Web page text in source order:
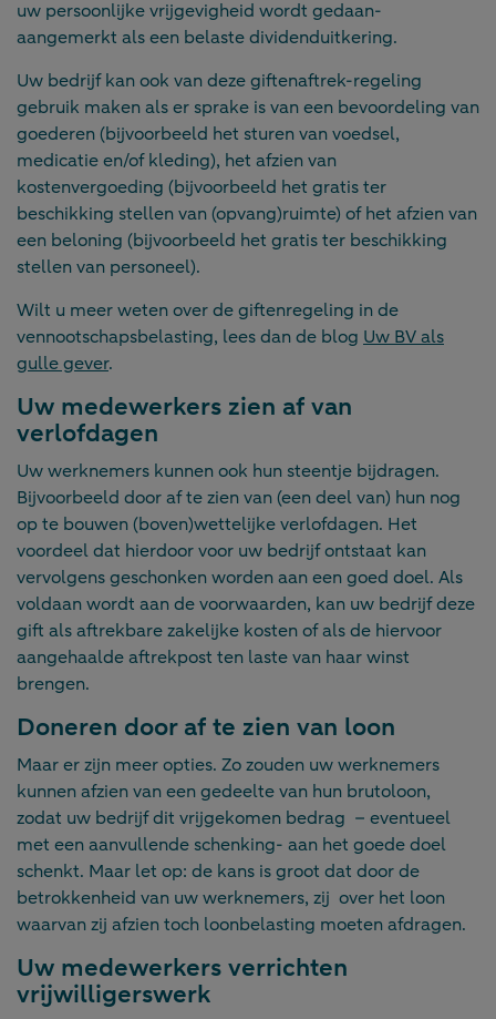
uw persoonlijke vrijgevigheid wordt gedaan-
aangemerkt als een belaste dividenduitkering.
Uw bedrijf kan ook van deze giftenaftrek-regeling
gebruik maken als er sprake is van een bevoordeling van
goederen (bijvoorbeeld het sturen van voedsel,
medicatie en/of kleding), het afzien van
kostenvergoeding (bijvoorbeeld het gratis ter
beschikking stellen van (opvang)ruimte) of het afzien van
een beloning (bijvoorbeeld het gratis ter beschikking
stellen van personeel).
Wilt u meer weten over de giftenregeling in de
vennootschapsbelasting, lees dan de blog Uw BV als
gulle gever.
Uw medewerkers zien af van
verlofdagen
Uw werknemers kunnen ook hun steentje bijdragen.
Bijvoorbeeld door af te zien van (een deel van) hun nog
op te bouwen (boven)wettelijke verlofdagen. Het
voordeel dat hierdoor voor uw bedrijf ontstaat kan
vervolgens geschonken worden aan een goed doel. Als
voldaan wordt aan de voorwaarden, kan uw bedrijf deze
gift als aftrekbare zakelijke kosten of als de hiervoor
aangehaalde aftrekpost ten laste van haar winst
brengen.
Doneren door af te zien van loon
Maar er zijn meer opties. Zo zouden uw werknemers
kunnen afzien van een gedeelte van hun brutoloon,
zodat uw bedrijf dit vrijgekomen bedrag – eventueel
met een aanvullende schenking- aan het goede doel
schenkt. Maar let op: de kans is groot dat door de
betrokkenheid van uw werknemers, zij over het loon
waarvan zij afzien toch loonbelasting moeten afdragen.
Uw medewerkers verrichten
vrijwilligerswerk